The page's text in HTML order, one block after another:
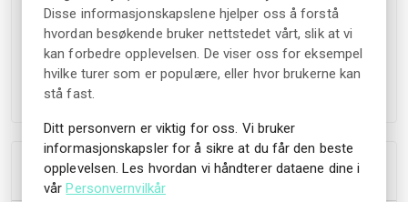
Det er ingen spesifikke begrensninger på gruppestørrelse,
og språket som benyttes er norsk. Møteplassen er ved
inngangen til museet, og alt er tilrettelagt for
rullestolbrukere.
Inkluderer
Disse informasjonskapslene hjelper oss å forstå
hvordan besøkende bruker nettstedet vårt, slik at vi
kan forbedre opplevelsen. De viser oss for eksempel
hvilke turer som er populære, eller hvor brukerne kan
stå fast.
Ditt personvern er viktig for oss. Vi bruker
informasjonskapsler for å sikre at du får den beste
opplevelsen. Les hvordan vi håndterer dataene dine i
vårPersonvernvilkår